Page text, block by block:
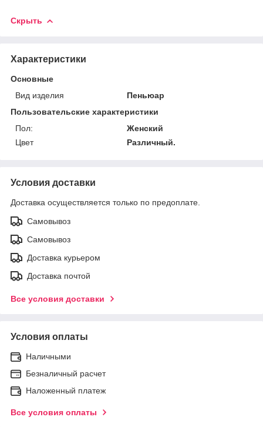
Скрыть
Характеристики
Основные
Вид изделия
Пеньюар
Пользовательские характеристики
Пол:
Женский
Цвет
Различный.
Условия доставки
Доставка осуществляется только по предоплате.
Самовывоз
Самовывоз
Доставка курьером
Доставка почтой
Все условия доставки
Условия оплаты
Наличными
Безналичный расчет
Наложенный платеж
Все условия оплаты